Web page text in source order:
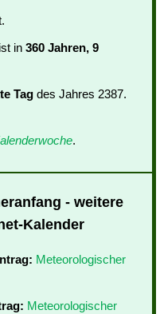
in 360 Jahren, 9
Tag des Jahres 2387.
.
- weitere
Kalender
Meteorologischer
Meteorologischer